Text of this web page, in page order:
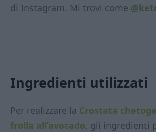
di Instagram. Mi trovi come
Ingredienti utilizzati
Per realizzare la Crostata
frolla all’avocado, gli ingredienti